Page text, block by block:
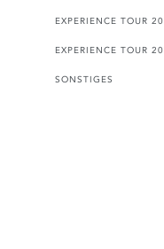
EXPERIENCE TOUR
EXPERIENCE TOUR
SONSTIGES